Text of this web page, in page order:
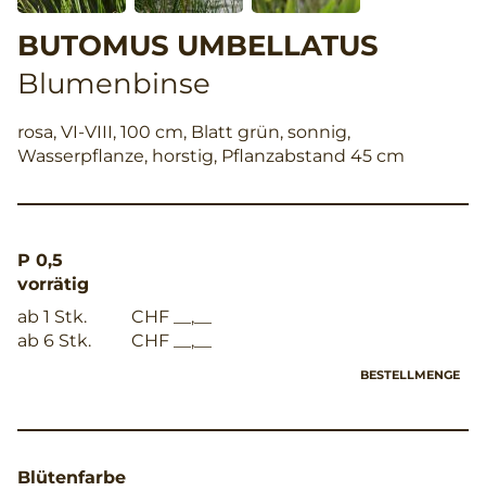
BUTOMUS UMBELLATUS
Blumenbinse
rosa, VI-VIII, 100 cm, Blatt grün, sonnig,
Wasserpflanze, horstig, Pflanzabstand 45 cm
P 0,5
vorrätig
ab 1 Stk.
CHF __,__
ab 6 Stk.
CHF __,__
BESTELLMENGE
Blütenfarbe